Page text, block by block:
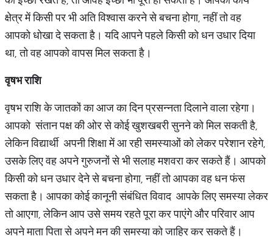
क्षेत्र में किसी पर भी अति विश्वास करने से बचना होगा, नहीं तो वह
आपको धोखा दे सकता है। यदि आपने पहले किसी को धन उधार दिया
था, तो वह आपको वापस मिल सकता है।
वृषभ राशि
वृषभ राशि के जातकों का आज का दिन प्रसन्नता दिलाने वाला रहेगा।
आपको संतान पक्ष की ओर से कोई खुशखबरी सुनने को मिल सकती है,
लेकिन विद्यार्थी अपनी शिक्षा में आ रही समस्याओं को लेकर परेशान रहेगे,
उसके लिए वह अपने गुरुजनों से भी सलाह मशवरा कर सकते हैं। आपको
किसी को धन उधार देने से बचना होगा, नहीं तो आपका वह धन फंस
सकता है। आपका कोई कानूनी संबंधित विवाद आपके लिए समस्या लेकर
तो आएगा, लेकिन आप उसे समय रहते पूरा कर पाएंगे और परिवार आप
अपने माता पिता से अपने मन की समस्या को जाहिर कर सकते हैं।